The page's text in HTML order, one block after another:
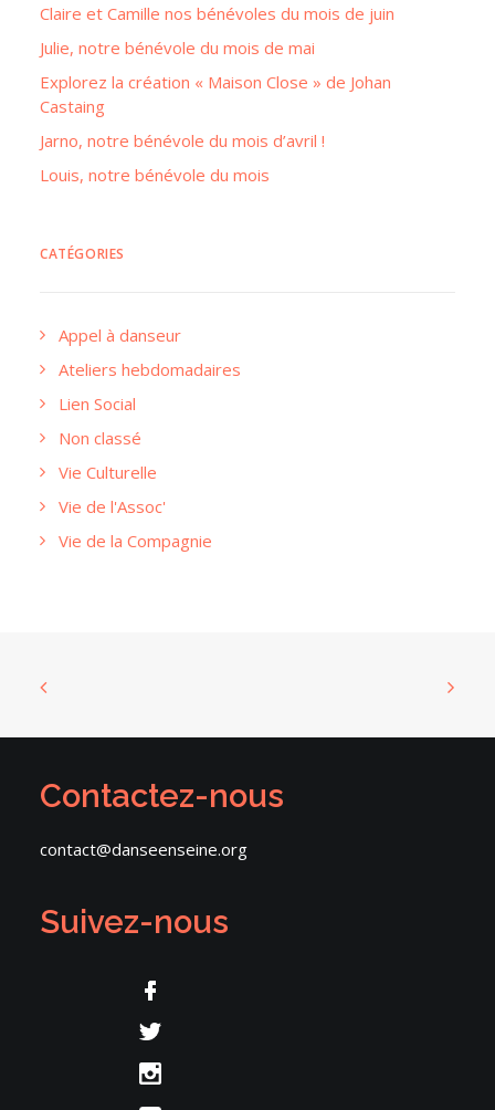
Claire et Camille nos bénévoles du mois de juin
Julie, notre bénévole du mois de mai
Explorez la création « Maison Close » de Johan
Castaing
Jarno, notre bénévole du mois d’avril !
Louis, notre bénévole du mois
CATÉGORIES
Appel à danseur
Ateliers hebdomadaires
Lien Social
Non classé
Vie Culturelle
Vie de l'Assoc'
Vie de la Compagnie
Contactez-nous
contact@danseenseine.org
Suivez-nous